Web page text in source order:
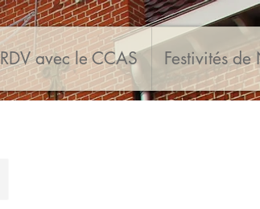
RDV avec le CCAS Festivités de